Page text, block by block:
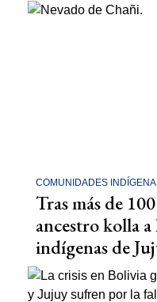
COMUNIDADES
Tras más de
ancestro kolla
indígenas de